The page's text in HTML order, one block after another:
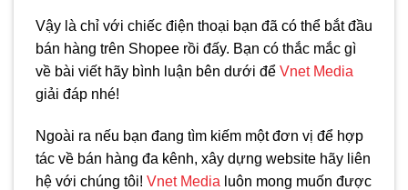
Vậy là chỉ với chiếc điện thoại bạn đã có thể bắt đầu
bán hàng trên Shopee rồi đấy. Bạn có thắc mắc gì
về bài viết hãy bình luận bên dưới để Vnet Media
giải đáp nhé!
Ngoài ra nếu bạn đang tìm kiếm một đơn vị để hợp
tác về bán hàng đa kênh, xây dựng website hãy liên
hệ với chúng tôi! Vnet Media luôn mong muốn được